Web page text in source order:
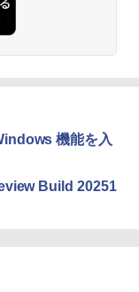
ニチャーエディ
ディスプレイ、明
最大8週間持続バッ
ラック (2025年発
機能を入
Build 20251